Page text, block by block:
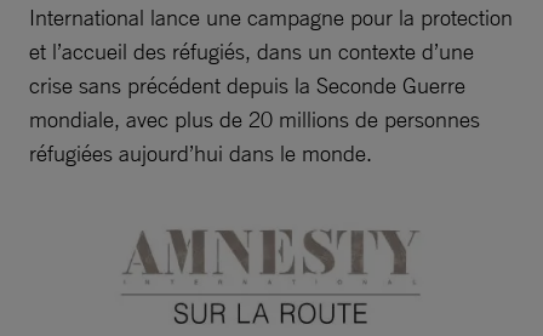
International lance une campagne pour la protection
et l’accueil des réfugiés, dans un contexte d’une
crise sans précédent depuis la Seconde Guerre
mondiale, avec plus de 20 millions de personnes
réfugiées aujourd’hui dans le monde.